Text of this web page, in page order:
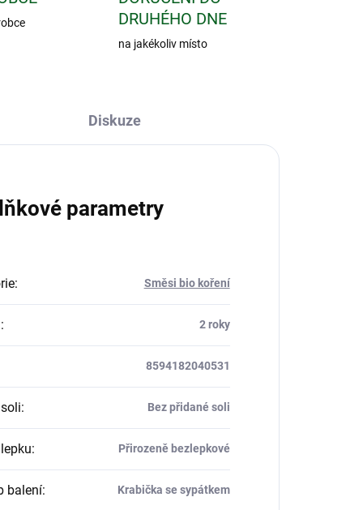
DRUHÉHO DNE
na jakékoliv místo
Diskuze
parametry
: Směsi bio koření
: 2 roky
8594182040531
: Bez přidané soli
: Přirozeně bezlepkové
balení: Krabička se sypátkem